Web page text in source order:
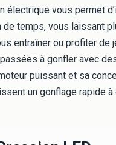
électrique vous permet
de temps, vous laissant
entraîner ou profiter de
à gonfler avec
puissant et sa
un gonflage rapide à